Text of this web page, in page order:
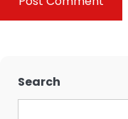
Search